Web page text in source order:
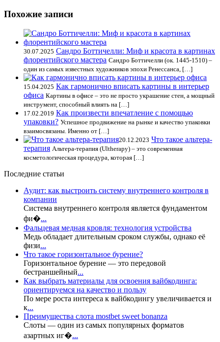
Похожие записи
30.07.2025 Сандро Боттичелли: Миф и красота в картинах
флорентийского мастера Сандро Боттичелли (ок. 1445-1510) –
один из самых известных художников эпохи Ренессанса, […]
15.04.2025 Как гармонично вписать картины в интерьер
офиса Картины в офисе – это не просто украшение стен, а мощный
инструмент, способный влиять на […]
17.02.2019 Как произвести впечатление с помощью
упаковки? Успешное продвижение на рынке и качество упаковки
взаимосвязаны. Именно от […]
20.12.2023 Что такое альтера-
терапия Альтера-терапия (Ultherapy) – это современная
косметологическая процедура, которая […]
Последние статьи
Аудит: как выстроить систему внутреннего контроля в
компании
Система внутреннего контроля является фундаментом
фи�...
Фальцевая медная кровля: технология устройства
Медь обладает длительным сроком службы, однако её
физи...
Что такое горизонтальное бурение?
Горизонтальное бурение — это передовой
бестраншейный...
Как выбрать материалы для освоения вайбкодинга:
ориентируемся на качество и пользу
По мере роста интереса к вайбкодингу увеличивается и
к...
Преимущества слота mostbet sweet bonanza
Слоты — один из самых популярных форматов
азартных иг�...